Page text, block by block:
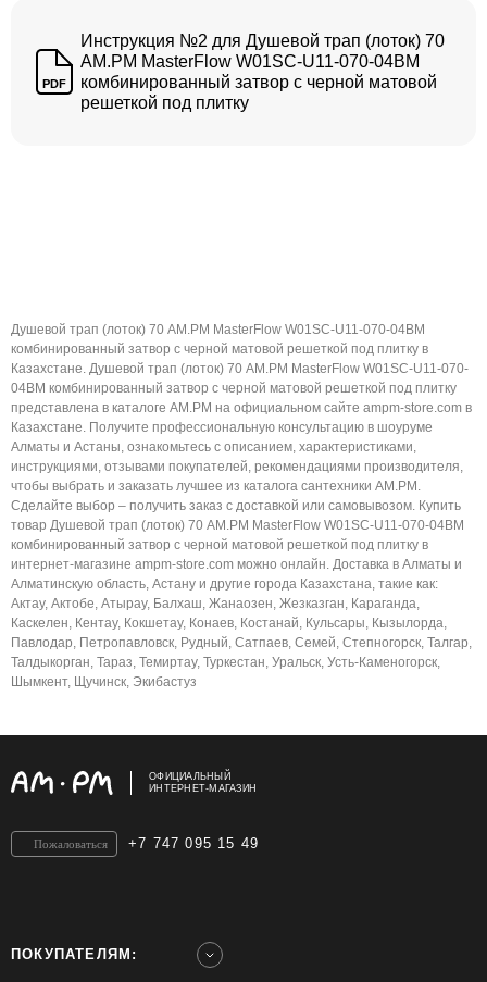
PDF
Инструкция №2 для Душевой трап (лоток) 70
AM.PM MasterFlow W01SC-U11-070-04BM
комбинированный затвор с черной матовой
решеткой под плитку
Душевой трап (лоток) 70 AM.PM MasterFlow W01SC-U11-070-04BM
комбинированный затвор с черной матовой решеткой под плитку в
Казахстане. Душевой трап (лоток) 70 AM.PM MasterFlow W01SC-U11-070-
04BM комбинированный затвор с черной матовой решеткой под плитку
представлена в каталоге AM.PM на официальном сайте ampm-store.com в
Казахстане. Получите профессиональную консультацию в шоуруме
Алматы и Астаны, ознакомьтесь с описанием, характеристиками,
инструкциями, отзывами покупателей, рекомендациями производителя,
чтобы выбрать и заказать лучшее из каталога сантехники AM.PM.
Сделайте выбор – получить заказ с доставкой или самовывозом. Купить
товар Душевой трап (лоток) 70 AM.PM MasterFlow W01SC-U11-070-04BM
комбинированный затвор с черной матовой решеткой под плитку в
интернет-магазине ampm-store.com можно онлайн. Доставка в Алматы и
Алматинскую область, Астану и другие города Казахстана, такие как:
Актау, Актобе, Атырау, Балхаш, Жанаозен, Жезказган, Караганда,
Каскелен, Кентау, Кокшетау, Конаев, Костанай, Кульсары, Кызылорда,
Павлодар, Петропавловск, Рудный, Сатпаев, Семей, Степногорск, Талгар,
Талдыкорган, Тараз, Темиртау, Туркестан, Уральск, Усть-Каменогорск,
Шымкент, Щучинск, Экибастуз
ОФИЦИАЛЬНЫЙ
ИНТЕРНЕТ-МАГАЗИН
+7 747 095 15 49
Пожаловаться
ПОКУПАТЕЛЯМ: